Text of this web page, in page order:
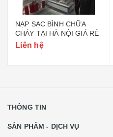
NẠP SẠC BÌNH CHỮA
CHÁY TẠI HÀ NỘI GIÁ RẺ
Liên hệ
THÔNG TIN
SẢN PHẨM - DỊCH VỤ